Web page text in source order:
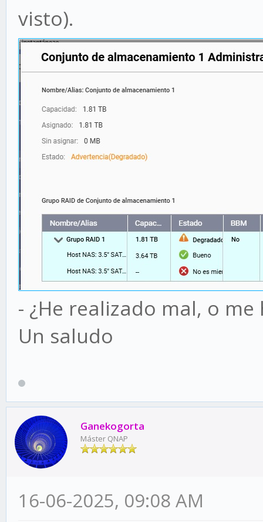
visto).
- ¿He realizado mal, o
Un saludo
Ganekogorta
Máster QNAP
16-06-2025, 09:08 AM